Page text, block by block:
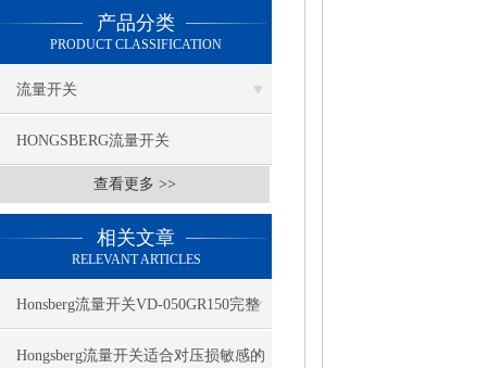
产品分类
PRODUCT CLASSIFICATION
流量开关
HONGSBERG流量开关
查看更多 >>
相关文章
RELEVANT ARTICLES
Honsberg流量开关VD-050GR150完整
参数说明
Hongsberg流量开关适合对压损敏感的